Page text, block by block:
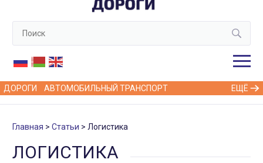
ДОРОГИ АВТОМОБИЛЬНЫЙ ТРАНСПОРТ ЕЩЁ
Главная Статьи Логистика
ЛОГИСТИКА